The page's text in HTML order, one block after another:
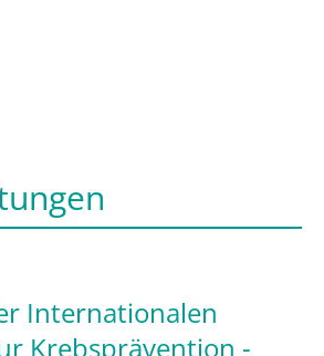
Internationalen
Krebsprävention -